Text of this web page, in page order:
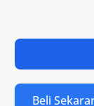
Beli